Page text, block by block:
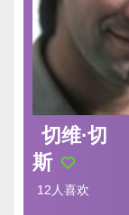
切维·切
斯
12人喜欢